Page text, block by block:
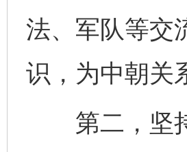
法、军队等交
识，为中朝关
第二，坚持